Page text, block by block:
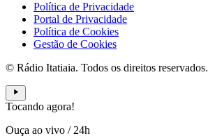
Política de Privacidade
Portal de Privacidade
Política de Cookies
Gestão de Cookies
© Rádio Itatiaia. Todos os direitos reservados.
Tocando agora!
Ouça ao vivo / 24h